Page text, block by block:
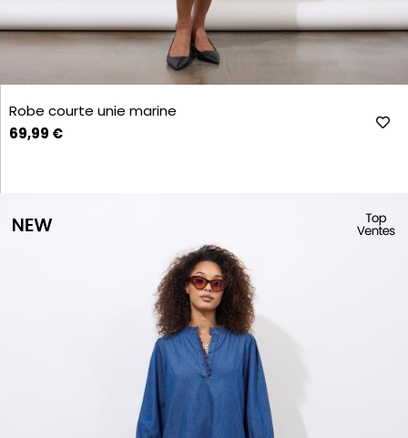
Robe courte unie marine
69,99 €